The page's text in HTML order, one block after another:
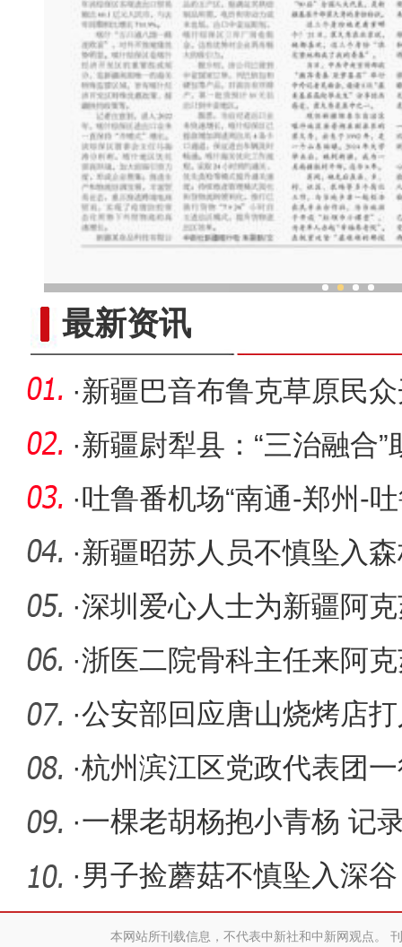
最新资讯
·新疆巴音布鲁克草原民
技艺大赛
·新疆尉犁县：“三治融合
·吐鲁番机场“南通-郑州-
·新疆昭苏人员不慎坠入
急救援
·深圳爱心人士为新疆阿
水设备
·浙医二院骨科主任来阿
·公安部回应唐山烧烤店
底查清全
·杭州滨江区党政代表团
口援疆工
·一棵老胡杨抱小青杨 记
·男子捡蘑菇不慎坠入深
急营救
本网站所刊载信息，不代表中新社和中新网观点。